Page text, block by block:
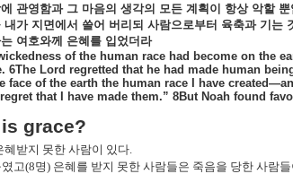
관영함과 그 마음의 생각의 모든 계획이 항상 악할 뿐
내가 지면에서 쓸어 버리되 사람으로부터 육축과 기는
여호와께 은혜를 입었더라
of the human race had become on the
6The Lord regretted that he had made human
face of the earth the human race I have
that I have made them.” 8But Noah found
grace?
받지 못한 사람이 있다
고(8명) 은혜를 받지 못한 사람들은 죽음을 당한 사람